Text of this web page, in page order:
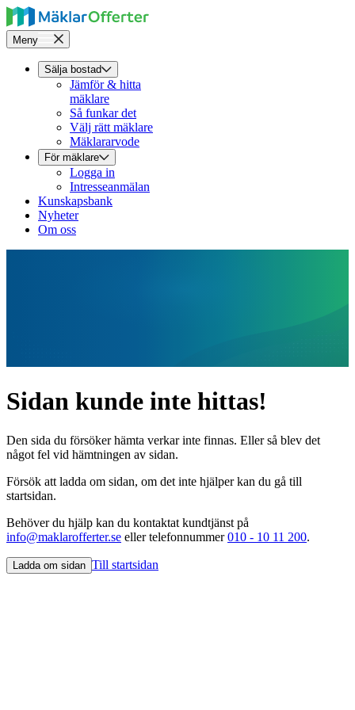
Meny
Sälja bostad
Jämför & hitta
mäklare
Så funkar det
Välj rätt mäklare
Mäklararvode
För mäklare
Logga in
Intresseanmälan
Kunskapsbank
Nyheter
Om oss
Sidan kunde inte hittas!
Den sida du försöker hämta verkar inte finnas. Eller så blev det
något fel vid hämtningen av sidan.
Försök att ladda om sidan, om det inte hjälper kan du gå till
startsidan.
Behöver du hjälp kan du kontaktat kundtjänst på
info@maklarofferter.se eller telefonnummer010 - 10 11 200.
Ladda om sidan Till startsidan